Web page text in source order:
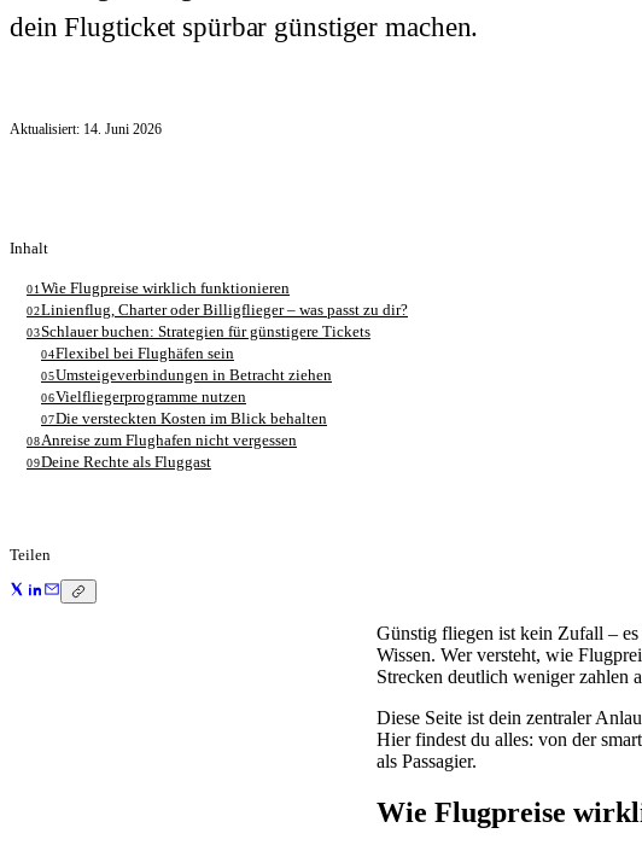
dein Flugticket spürbar günstiger machen.
Aktualisiert: 14. Juni 2026
Inhalt
01 Wie Flugpreise wirklich funktionieren
02Linienflug, Charter oder Billigflieger – was passt zu dir?
03Schlauer buchen: Strategien für günstigere Tickets
04Flexibel bei Flughäfen sein
05Umsteigeverbindungen in Betracht ziehen
06Vielfliegerprogramme nutzen
07Die versteckten Kosten im Blick behalten
08Anreise zum Flughafen nicht vergessen
09Deine Rechte als Fluggast
Teilen
Günstig fliegen ist kein Zufall –
Wissen. Wer versteht, wie
Strecken deutlich weniger zahlen
Diese Seite ist dein zentraler
Hier findest du alles: von der
als Passagier.
Wie Flugpreise